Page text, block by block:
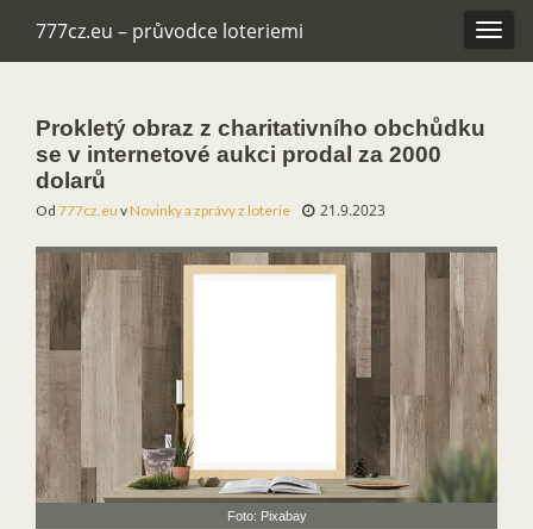
777cz.eu – průvodce loteriemi
Prokletý obraz z charitativního obchůdku
se v internetové aukci prodal za 2000
dolarů
Od 777cz.eu vNovinky a zprávy z loterie 21.9.2023
Foto: Pixabay